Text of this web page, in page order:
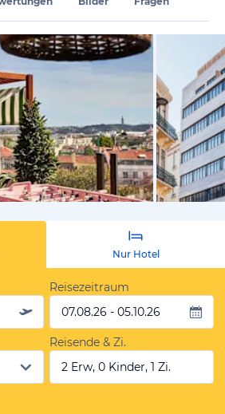
von
Nur Hotel
Reisezeitraum
07.08.26 - 05.10.26
Reisende & Zi.
2 Erw, 0 Kinder, 1 Zi.